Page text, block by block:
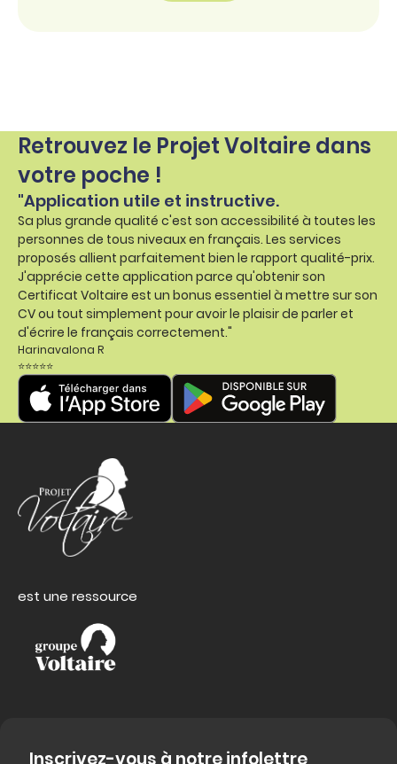
Retrouvez le Projet Voltaire dans
votre poche !
"Application utile et instructive.
Sa plus grande qualité c'est son accessibilité à toutes les
personnes de tous niveaux en français. Les services
proposés allient parfaitement bien le rapport qualité-prix.
J'apprécie cette application parce qu'obtenir son
Certificat Voltaire est un bonus essentiel à mettre sur son
CV ou tout simplement pour avoir le plaisir de parler et
d'écrire le français correctement."
Harinavalona R
⭐⭐⭐⭐⭐
est une ressource
Inscrivez-vous à notre infolettre